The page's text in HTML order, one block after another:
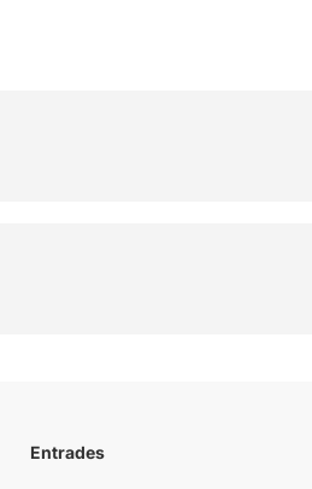
Entrades